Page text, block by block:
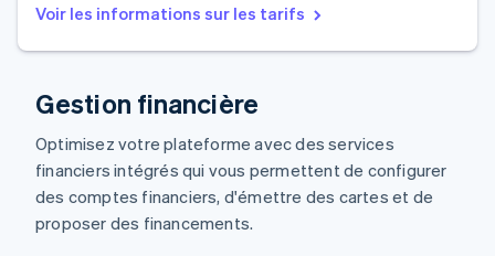
Voir les informations sur les tarifs
Gestion financière
Optimisez votre plateforme avec des services
financiers intégrés qui vous permettent de configurer
des comptes financiers, d'émettre des cartes et de
proposer des financements.